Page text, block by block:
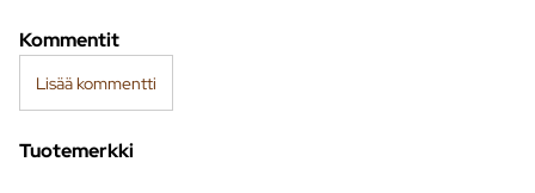
Kommentit
Lisää kommentti
Tuotemerkki